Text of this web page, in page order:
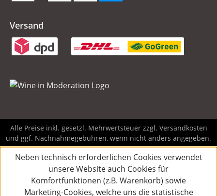
Versand
Alle Preise inkl. gesetzl. Mehrwertsteuer zzgl. Versandkosten
und ggf. Nachnahmegebühren, wenn nicht anders angegeben.
Neben technisch erforderlichen Cookies verwendet
unsere Website auch Cookies für
Komfortfunktionen (z.B. Warenkorb) sowie
Marketing-Cookies, welche uns die statistische